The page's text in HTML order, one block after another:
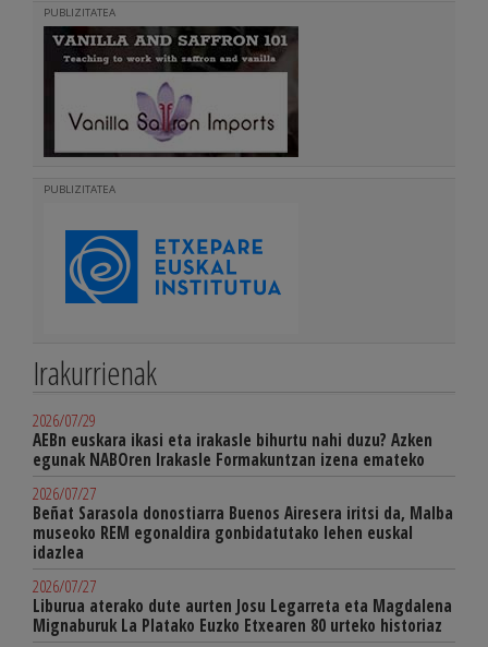
PUBLIZITATEA
PUBLIZITATEA
Irakurrienak
2026/07/29
AEBn euskara ikasi eta irakasle bihurtu nahi duzu? Azken
egunak NABOren Irakasle Formakuntzan izena emateko
2026/07/27
Beñat Sarasola donostiarra Buenos Airesera iritsi da, Malba
museoko REM egonaldira gonbidatutako lehen euskal
idazlea
2026/07/27
Liburua aterako dute aurten Josu Legarreta eta Magdalena
Mignaburuk La Platako Euzko Etxearen 80 urteko historiaz